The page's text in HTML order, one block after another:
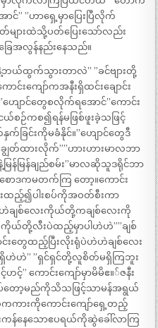
င်” ”ဟာရှေ့မှာပြေးပြီလိုက်
များထဲသို့ပတ်ပြေးသော်လည်း
ြေအလွန်နည်းနေသည်။
နဲ့ဘယ်ထွက်သွားတာလဲ” ”ခင်ဗျားတို့
ာင်းကျော်ကအနီးရှိထင်းချောင်း
ောင်တွေစလိုက်ရအောင်”ကောင်း
ယ်စဉ်ကစ၍ရန်မဖြစ်ဖူးခဲ့သဖြင့်
ခြင်းကိုမခံနိုင်။”ဟျောင်တွေဒီ
ျွတ်ထားလိုက်””ဟားဟားမာလဘာ
ြန်မြန်ချည်စမ်း”မာလဆိုသူဒရိုင်ဘာ
ောဒကမတက်ကြ တော့။ကောင်း
းထည့်၍ပါးစပ်ကိုအဝတ်စီးကာ
ချစ်လေးကိုယ်တို့ကချစ်လေးကို
ကိုယ်တို့လီးပဲထည့်မှာပါဟဲဟဲ””ချစ်
တွေထည့်ပြီးလိုးရုံပဲဟဲဟဲချစ်လေး
ဟဲ” ”ရှင်ရှင်တို့လူစိတ်မရှိကြဘူး
ကောင်းကျော်မှာမိမိဧ။်ဇနီး
ော့မည်ကိုသိသဖြင့်သာမန်အရွယ်
ကားကိုကောင်းကျော်ရှေ့တည့်
န်နေသောဧပရယ်ကိုဆွဲခေါ်လာကြ